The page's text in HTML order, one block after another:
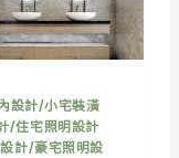
設計/小宅裝潢
/住宅照明設計
計/豪宅照明設